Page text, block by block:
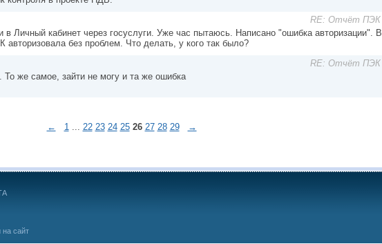
RE: Отчёт ПЭК
в Личный кабинет через госуслуги. Уже час пытаюсь. Написано "ошибка авторизации". В
авторизовала без проблем. Что делать, у кого так было?
RE: Отчёт ПЭК
То же самое, зайти не могу и та же ошибка
← 1... 22 23 24 25 26 27 28 29 →
на сайт